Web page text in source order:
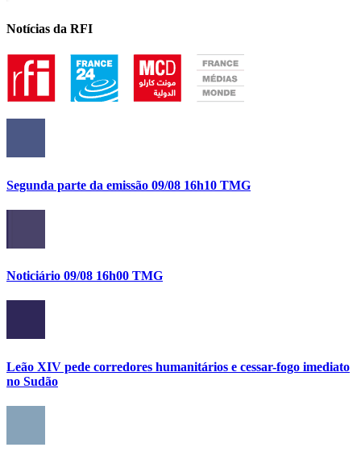
Notícias da RFI
Segunda parte da emissão 09/08 16h10 TMG
Noticiário 09/08 16h00 TMG
Leão XIV pede corredores humanitários e cessar-fogo imediato
no Sudão